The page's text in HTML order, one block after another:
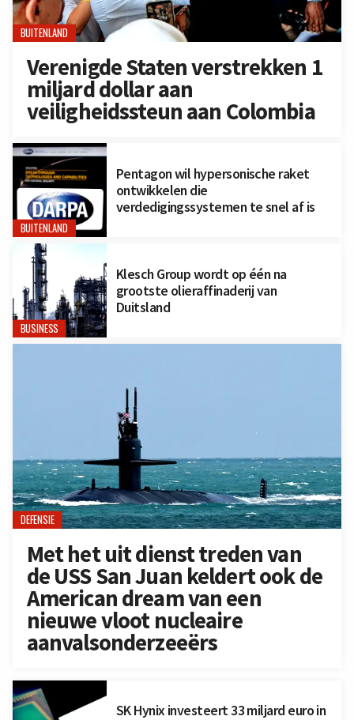
BUITENLAND
Verenigde Staten verstrekken 1
miljard dollar aan
veiligheidssteun aan Colombia
BUITENLAND
Pentagon wil hypersonische raket
ontwikkelen die
verdedigingssystemen te snel af is
BUSINESS
Klesch Group wordt op één na
grootste olieraffinaderij van
Duitsland
DEFENSIE
Met het uit dienst treden van
de USS San Juan keldert ook de
American dream van een
nieuwe vloot nucleaire
aanvalsonderzeeërs
SK Hynix investeert 33 miljard euro in